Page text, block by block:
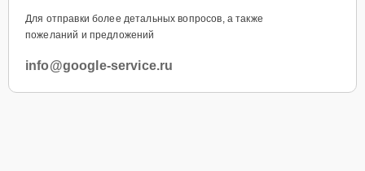
Для отправки более детальных вопросов, а также
пожеланий и предложений
info@google-service.ru